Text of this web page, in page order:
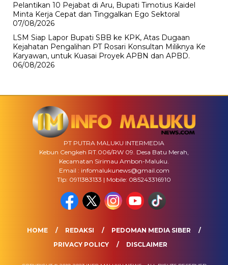
Pelantikan 10 Pejabat di Aru, Bupati Timotius Kaidel
Minta Kerja Cepat dan Tinggalkan Ego Sektoral
07/08/2026
LSM Siap Lapor Bupati SBB ke KPK, Atas Dugaan
Kejahatan Pengalihan PT Rosari Konsultan Miliknya Ke
Karyawan, untuk Kuasai Proyek APBN dan APBD.
06/08/2026
PT PUTRA MALUKU INTERMEDIA
Kebun Cengkeh RT.006/RW 09. Desa Batu Merah,
Kecamatan Sirimau Ambon-Maluku.
Email : infomalukunews@gmail.com
Tlp: 0911383133 | Mobile: 085243316910
HOME REDAKSI
PEDOMAN MEDIA SIBER
PRIVACY POLICY
DISCLAIMER